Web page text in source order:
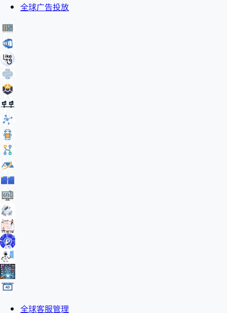
全球广告投放
全球客服管理